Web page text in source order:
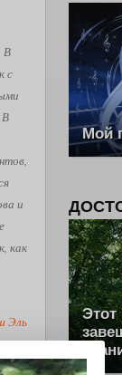
В
с
В
и
как
Эль
Мой